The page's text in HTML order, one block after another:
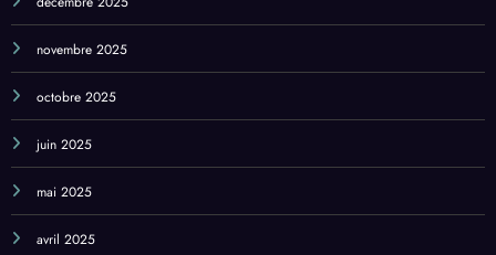
novembre 2025
octobre 2025
juin 2025
mai 2025
avril 2025